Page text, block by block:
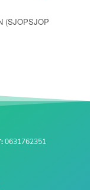
(SJOPSJOP
0631762351